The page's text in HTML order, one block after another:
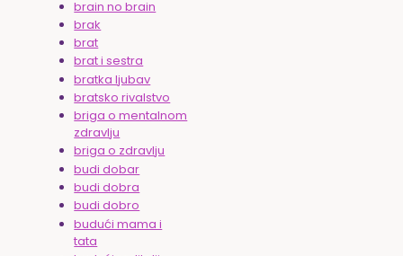
brain no brain
brak
brat
brat i sestra
bratka ljubav
bratsko rivalstvo
briga o mentalnom
zdravlju
briga o zdravlju
budi dobar
budi dobra
budi dobro
budući mama i
tata